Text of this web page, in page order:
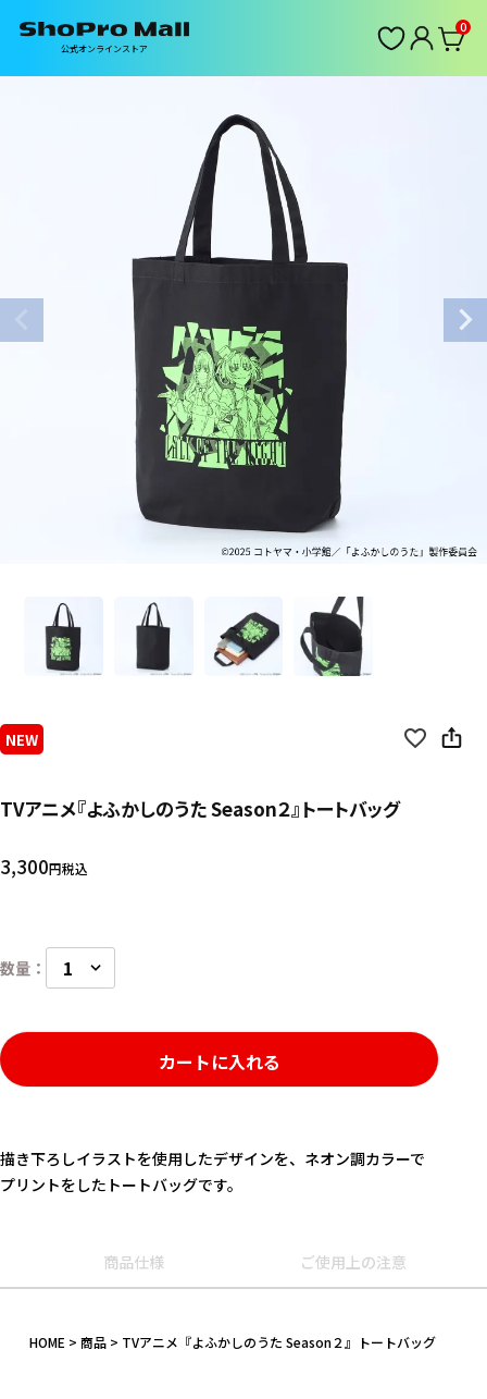
公式オンラインストア
0
NEW
TVアニメ『よふかしのうた Season２』トートバッグ
3,300 税込
カートに入れる
描き下ろしイラストを使用したデザインを、ネオン調カラーで
プリントをしたトートバッグです。
商品仕様 ご使用上の注意
HOME 商品 TVアニメ『よふかしのうた Season２』トートバッグ
キーワード
作品